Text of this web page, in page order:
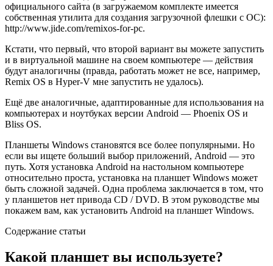
официального сайта (в загружаемом комплекте имеется
собственная утилита для создания загрузочной флешки с ОС):
http://www.jide.com/remixos-for-pc.
Кстати, что первый, что второй вариант вы можете запустить
и в виртуальной машине на своем компьютере — действия
будут аналогичны (правда, работать может не все, например,
Remix OS в Hyper-V мне запустить не удалось).
Ещё две аналогичные, адаптированные для использования на
компьютерах и ноутбуках версии Android — Phoenix OS и
Bliss OS.
Планшеты Windows становятся все более популярными. Но
если вы ищете больший выбор приложений, Android — это
путь. Хотя установка Android на настольном компьютере
относительно проста, установка на планшет Windows может
быть сложной задачей. Одна проблема заключается в том, что
у планшетов нет привода CD / DVD. В этом руководстве мы
покажем вам, как установить Android на планшет Windows.
Содержание статьи
Какой планшет вы используете?